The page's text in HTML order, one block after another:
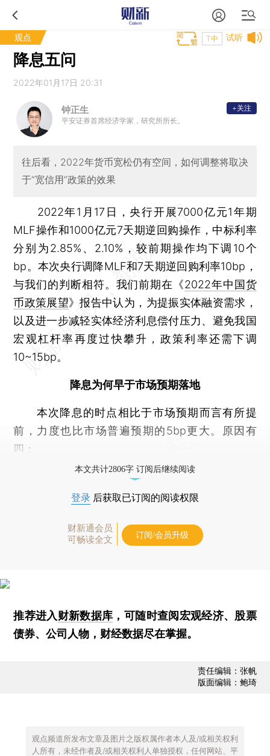
观点 试听
T中
降息五问
2022年01月17日 20:31
钟正生
平安证券首席经济学家，研究所所长。
+关注
往后看，2022年货币宽松仍有空间，如何调整将取决
于“宽信用”政策的效果
2022年1月17日，央行开展7000亿元1年期
MLF操作和1000亿元7天期逆回购操作，中标利率
分别为2.85%、2.10%，较前期操作均下调10个
bp。本次央行调降MLF和7天期逆回购利率10bp，
与我们的判断相符。我们前期在《2022年中国货
币政策展望》报告中认为，为提振实体融资需求，
以及进一步减轻实体经济利息偿付压力、避免我国
宏观杠杆率再度过快攀升，政策利率还需下调
10~15bp。
降息为何早于市场预期落地
本次降息的时点相比于市场预期而言有所提
前，力度也比市场普遍预期的5bp更大。原因有
四：
本文共计2806字 订阅后继续阅读
登录 后获取已订阅的阅读权限
财新通会员
可畅读全文
订阅/会员升级
推荐进入财新数据库 ，可随时查阅宏观经济、股票
债券、公司人物，财经数据尽在掌握。
责任编辑：张帆
版面编辑：鲍琦
观点频道所发布文章及图片之版权属作者本人及/或相关权利
人所有，未经作者及/或相关权利人单独授权，任何网站、平